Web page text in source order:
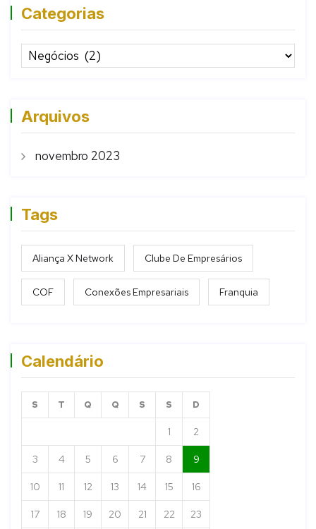
Categorias
Arquivos
novembro 2023
Tags
Aliança X Network Clube De Empresários
COF Conexões Empresariais Franquia
Calendário
S T Q Q S S D
1 2
3 4 5 6 7 8 9
10 11 12 13 14 15 16
17 18 19 20 21 22 23